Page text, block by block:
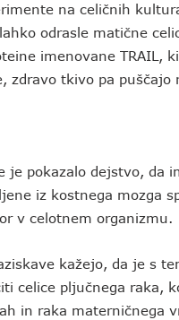
na celičnih
odrasle matične
imenovane TRAIL,
zdravo tkivo pa puščajo
je pokazalo dejstvo, da
iz kostnega mozga
v celotnem organizmu.
kažejo, da je s
celice pljučnega raka,
in raka materničnega